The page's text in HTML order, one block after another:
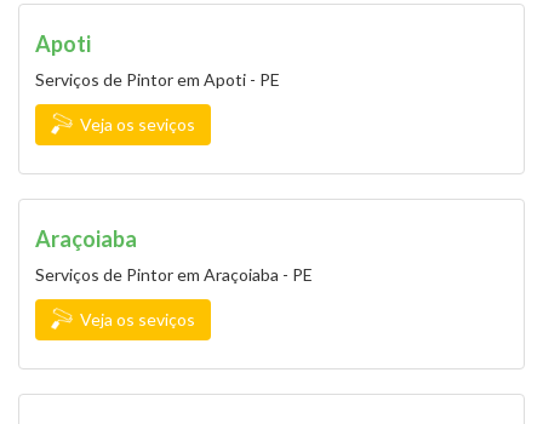
Apoti
Serviços de Pintor em Apoti - PE
Veja os seviços
Araçoiaba
Serviços de Pintor em Araçoiaba - PE
Veja os seviços